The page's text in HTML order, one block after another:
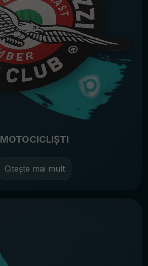
MOTOCICLIȘTI
Citește mai mult